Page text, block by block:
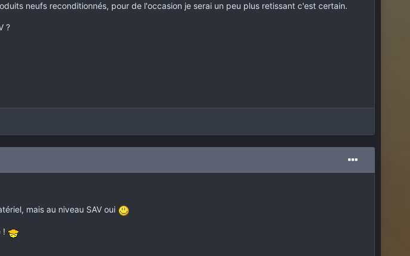
neufs reconditionnés, pour de l'occasion je serai un peu plus retissant c'est certain.
?
mais au niveau SAV oui
!